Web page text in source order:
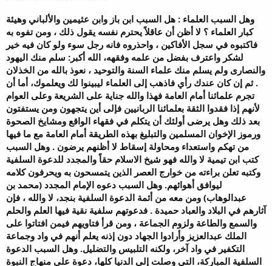
وهل السبب العلماء : هل السبب ابن باز وابن عثيمين والألباني وهيئة
كبار العلماء ؟ لا أظن أن عاقلاً يحترم نفسه يقول ذلك ، ومن تفوه به
فاكتبوه في سجل الأفاكين ، واحذروه فانه رجل سوء ولو كان فيه خير
لشكر واعترف بفضل من علمه وفقهه، الله أكبر: سلم منك اليهود
والنصارى ولم يسلم منك علماء السنة والتوحيد ، نعوذ بالله من الخذلان
. ثم إن كان عندك رأي فاذهب إلى العلماء ليبينوا لك ويعلموك، أما أن
تجرم علمائنا أمام العامة فهذا والله جناية على الشريعة وعلى العوام
لأنهم إذا فقدوا الثقة بعلمائنا الربانيين فإلى أين يتجهون ومن يستفتون
بعد ذلك وهل يرضى أولئك أن يتكلم في فقهاء الواقع ومشايخ الصحوة
ورموز الإخوان المسلمين والتبليغ بهذه الطريقة أمام العامة مع ما فيها
من تهكم واستعداء ومحاولة إسقاط لا أظنهم يرضون . وهل السبب
كتب ابن تيمية لا والله فهو شيخ الاسلام حقاً والمجدد للدعوة السلفية
وكتبه تعلن براءته من خوارج العصر الذين يتمسحون به ويحرفون كلامه
ليوافق أهوائهم. وهل السبب دعوه الإمام المجدد (محمد بن
عبدالوهاب) ومن معه من أئمة الدعوة السلفية بنجد، لا والله ، فإن
آثارهم في البلاد والعباد حميدة . فدعوتهم سلفية نقية فيها العلم والحلم
والسمع والطاعة ولزوم الجماعة ، ومن قرأ فتاويهم فيمن افتاتوا على
الملك عبدالعزيز وأرادوا الجهاد دون إذنه يعلم أنهم في واد وجماعة
التكفير في واد آخر، ولكنه التلبيس والتضليل. وهل السبب الدعوة
السلفية المباركة، التي وصلت إلى الدنيا كلها، دعوة على منهاج النبوة